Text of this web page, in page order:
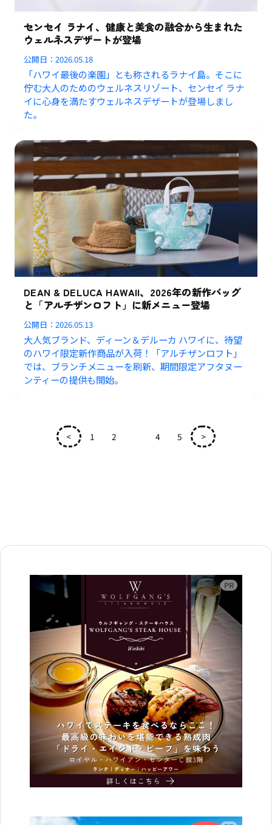
センセイ ラナイ、健康と美食の融合から生まれた
ウェルネスデザートが登場
公開日：2026.05.18
「ハワイ最後の楽園」とも称されるラナイ島。そこに
佇む大人のためのウェルネスリゾート、センセイ ラナ
イに心身を満たすウェルネスデザートが登場しまし
た。
DEAN & DELUCA HAWAII、2026年の新作バッグ
と「アルチザンロフト」に新メニュー登場
公開日：2026.05.13
大人気ブランド、ディーン＆デルーカ ハワイに、待望
のハワイ限定新作商品が入荷！「アルチザンロフト」
では、ブランチメニューを刷新、期間限定アフタヌー
ンティーの提供も開始。
< 1 2 4 5 >
広告